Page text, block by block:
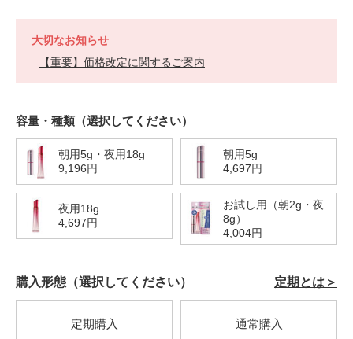
大切なお知らせ
【重要】価格改定に関するご案内
https://h-
jp.fujifilm.com/products/astalift/serum/101334000000.html
商
品
号
101334000000
VARIATIONS
容量・種類（選択してください）
朝用5g・夜用18g
9,196円
朝用5g
4,697円
夜用18g
4,697円
お試し用（朝2g・夜
8g）
4,004円
購入形態（選択してください） 定期とは＞
定期購入 通常購入